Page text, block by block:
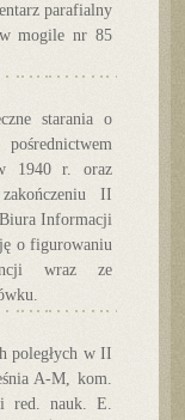
parafialny
mogile nr 85
starania o
1940 r. oraz
II
Informacji
o figurowaniu
wraz ze
poległych w II
A-M, kom.
red. nauk. E.